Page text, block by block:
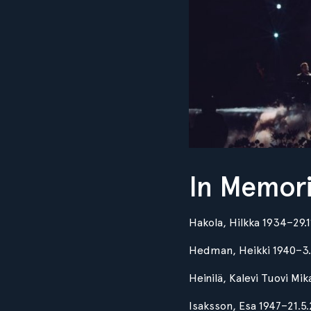
In
Hakola, Hilkka
Hedman, Heikki
Heinilä, Kalevi Tuovi
Isaksson, Esa